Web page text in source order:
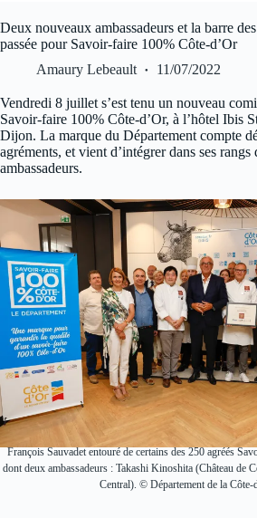
Deux nouveaux ambassadeurs et la barre
passée pour Savoir-faire 100% Côte-d’Or
Amaury Lebeault
11/07/2022
Vendredi 8 juillet s’est tenu un nouveau
Savoir-faire 100% Côte-d’Or, à l’hôtel Ibis
Dijon. La marque du Département compte
agréments, et vient d’intégrer dans ses
ambassadeurs.
François Sauvadet entouré de certains des 250 agréés
dont deux ambassadeurs : Takashi Kinoshita (Château de
Central). © Département de la Côte-